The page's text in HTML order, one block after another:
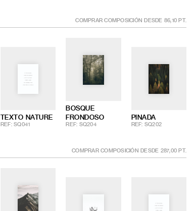
COMPRAR COMPOSICIÓN DESDE 86,10 PT.
TEXTO NATURE
REF: SQ041
BOSQUE
FRONDOSO
REF: SQ204
PINADA
REF: SQ202
COMPRAR COMPOSICIÓN DESDE 287,00 PT.